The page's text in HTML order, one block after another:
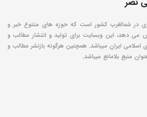
در شمالغرب کشور است که حوزه های متنوع خبر و
می دهد، این وبسایت برای تولید و انتشار مطالب و
اسلامی ایران میباشد. همچنین هرگونه بازنشر مطالب و
منبع بلامانع میباشد.